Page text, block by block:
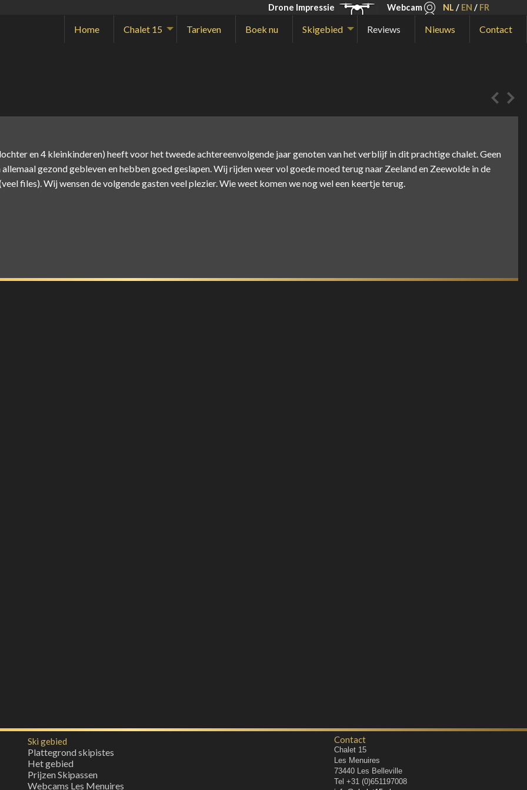
Drone Impressie Webcam NL / EN / FR
Home Chalet 15 Tarieven Boek nu Skigebied Reviews Nieuws Contact
en 4 kleinkinderen) heeft voor het tweede achtereenvolgende jaar genoten van het verblijf in dit prachtige chalet. Geen
gezond gebleven en hebben goed geslapen. Wij rijden weer vol goede moed terug naar Zeeland en Zeewolde in de
files). Wij wensen de volgende gasten veel plezier. Wie weet komen we nog wel een keertje terug.
Ski gebied
Plattegrond skipistes
Het gebied
Prijzen Skipassen
Webcams Les Menuires
Contact
Chalet 15
Les Menuires
73440 Les Belleville
Tel +31 (0)651197008